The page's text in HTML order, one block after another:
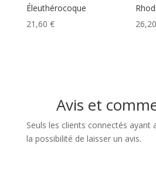
Éleuthérocoque
21,60 €
Avis et
Seuls les clients connectés
la possibilité de laisser un avis.